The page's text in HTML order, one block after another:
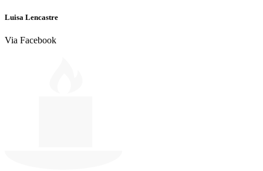
Luisa Lencastre
Via Facebook